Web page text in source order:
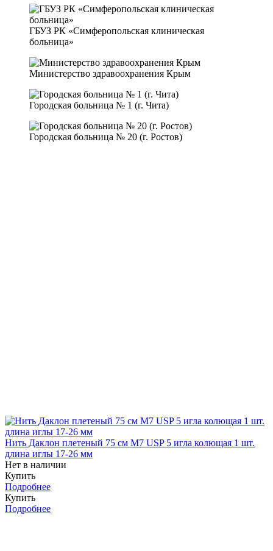
ГБУЗ РК «Симферопольская клиническая
больница»
Министерство здравоохранения Крым
Городская больница № 1 (г. Чита)
Городская больница № 20 (г. Ростов)
Нить Даклон плетеный 75 см М7 USP 5 игла колющая 1 шт.
длина иглы 17-26 мм
Нет в наличии
Купить
Подробнее
Купить
Подробнее